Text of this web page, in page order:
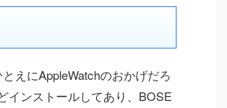
えにAppleWatchのおかげだろ
インストールしてあり、BOSE